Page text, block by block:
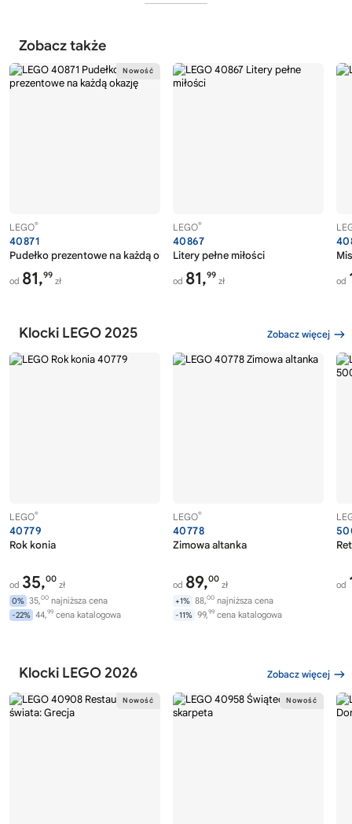
Zobacz także
LEGO®
40871
Pudełko prezentowe na każdą okazję
od 81,99
zł
LEGO®
40867
Litery pełne miłości
od 81,99
zł od
Klocki LEGO 2025 Zobacz więcej
LEGO®
40779
Rok konia
od 35,00
zł
0% 35,00 najniższa cena
-22% 44,99 cena katalogowa
LEGO®
40778
Zimowa altanka
od 89,00
zł
+1% 88,00 najniższa cena
-11% 99,99 cena katalogowa
od
Klocki LEGO 2026 Zobacz więcej